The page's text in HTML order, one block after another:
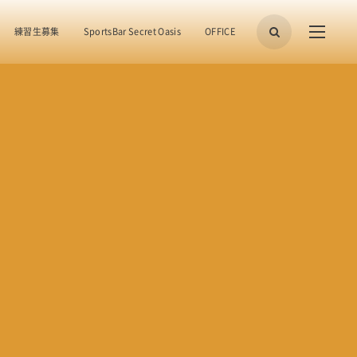
練習生募集 SportsBar Secret Oasis OFFICE